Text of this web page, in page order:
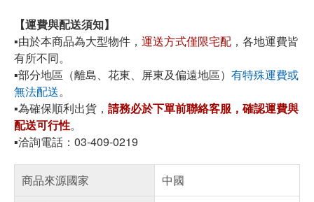
【運費與配送須知】
▪️由於本商品為大型物件， 運送方式僅限宅配 ，各地運費皆
有所不同。
▪️部分地區（離島、花東、屏東及偏遠地區） 有特殊運費或
無法配送。
▪️為確保順利出貨， 請務必於下單前聯絡客服，確認運費與
配送可行性。
▪️洽詢電話：03-409-0219
商品來源國家
中國